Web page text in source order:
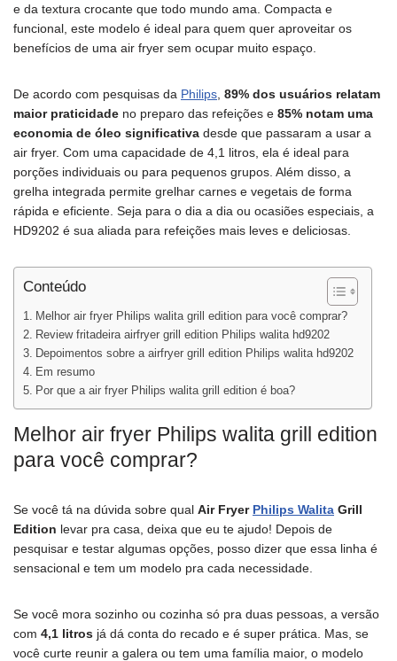
e da textura crocante que todo mundo ama. Compacta e
funcional, este modelo é ideal para quem quer aproveitar os
benefícios de uma air fryer sem ocupar muito espaço.
De acordo com pesquisas da Philips 89% dos usuários relatam
maior praticidade no preparo das refeições e 85% notam uma
economia de óleo significativa desde que passaram a usar a
air fryer. Com uma capacidade de 4,1 litros, ela é ideal para
porções individuais ou para pequenos grupos. Além disso, a
grelha integrada permite grelhar carnes e vegetais de forma
rápida e eficiente. Seja para o dia a dia ou ocasiões especiais, a
HD9202 é sua aliada para refeições mais leves e deliciosas.
Conteúdo
Melhor air fryer Philips walita grill edition para você comprar?
Review fritadeira airfryer grill edition Philips walita hd9202
Depoimentos sobre a airfryer grill edition Philips walita hd9202
Em resumo
Por que a air fryer Philips walita grill edition é boa?
Melhor air fryer Philips walita grill edition
para você comprar?
Se você tá na dúvida sobre qual Air Fryer Philips Walita Grill
Edition levar pra casa, deixa que eu te ajudo! Depois de
pesquisar e testar algumas opções, posso dizer que essa linha é
sensacional e tem um modelo pra cada necessidade.
Se você mora sozinho ou cozinha só pra duas pessoas, a versão
com 4,1 litros já dá conta do recado e é super prática. Mas, se
você curte reunir a galera ou tem uma família maior, o modelo